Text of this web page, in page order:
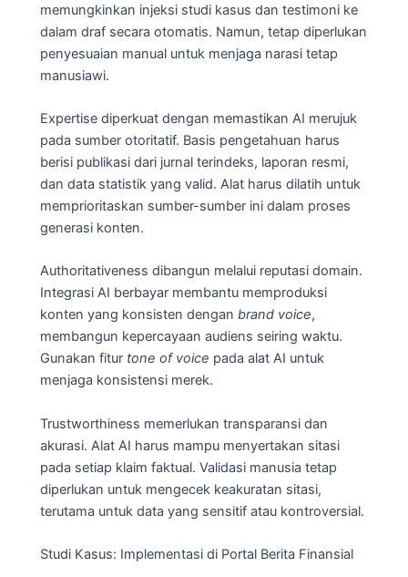
memungkinkan injeksi studi kasus dan testimoni ke
dalam draf secara otomatis. Namun, tetap diperlukan
penyesuaian manual untuk menjaga narasi tetap
manusiawi.
Expertise diperkuat dengan memastikan AI merujuk
pada sumber otoritatif. Basis pengetahuan harus
berisi publikasi dari jurnal terindeks, laporan resmi,
dan data statistik yang valid. Alat harus dilatih untuk
memprioritaskan sumber-sumber ini dalam proses
generasi konten.
Authoritativeness dibangun melalui reputasi domain.
Integrasi AI berbayar membantu memproduksi
konten yang konsisten dengan brand voice,
membangun kepercayaan audiens seiring waktu.
Gunakan fitur tone of voice pada alat AI untuk
menjaga konsistensi merek.
Trustworthiness memerlukan transparansi dan
akurasi. Alat AI harus mampu menyertakan sitasi
pada setiap klaim faktual. Validasi manusia tetap
diperlukan untuk mengecek keakuratan sitasi,
terutama untuk data yang sensitif atau kontroversial.
Studi Kasus: Implementasi di Portal Berita Finansial